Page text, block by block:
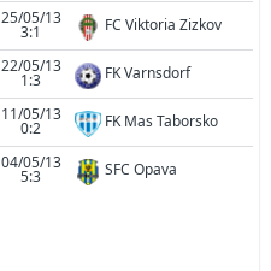
25/05/13
3:1 FC Viktoria Zizkov
22/05/13
1:3 FK Varnsdorf
11/05/13
0:2 FK Mas Taborsko
04/05/13
5:3 SFC Opava